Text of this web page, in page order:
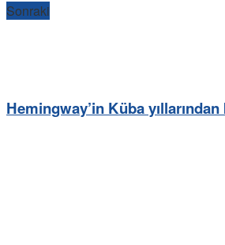
Sonraki
Hemingway’in Küba